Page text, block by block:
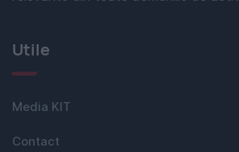
Utile
Media KIT
Contact